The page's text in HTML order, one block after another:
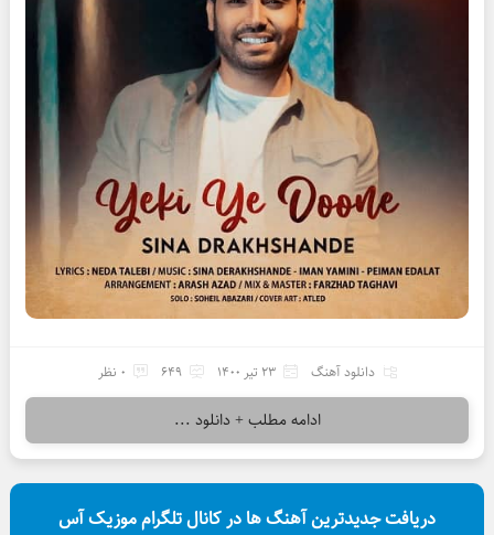
دانلود آهنگ 23 تیر 1400 649 0 نظر
ادامه مطلب + دانلود ...
دریافت جدیدترین آهنگ ها در کانال تلگرام موزیک آس